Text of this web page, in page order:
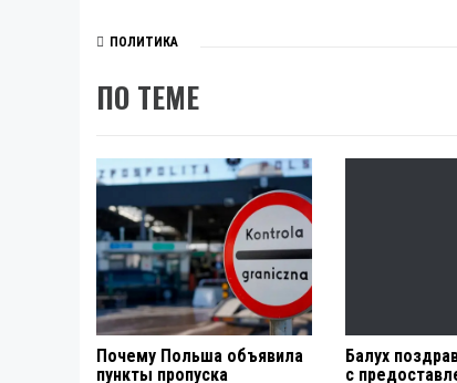
ПОЛИТИКА
ПО ТЕМЕ
Почему Польша объявила
пункты пропуска
Балух
с